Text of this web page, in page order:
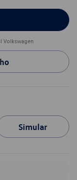
Volkswagen
Simular